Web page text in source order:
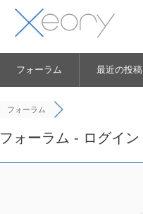
フォーラム 最近の投稿
フォーラム
フォーラム - ログイン